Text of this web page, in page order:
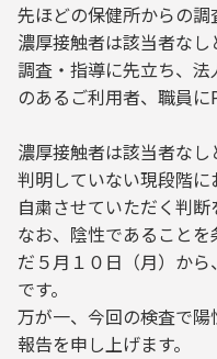
先ほどの保健所からの
濃厚接触者は該当者な
調査・指導に先立ち、
のあるご利用者、職員に
濃厚接触者は該当者な
判明していない現段階
自粛させていただく判断
なお、陰性であること
だ５月１０日（月）か
です。
万が一、今回の検査で
報告を申し上げます。